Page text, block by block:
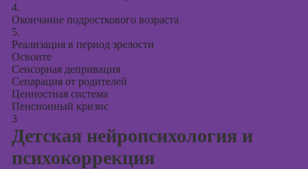
4.
Окончание подросткового возраста
5.
Реализация в период зрелости
Освоите
Сенсорная депривация
Сепарация от родителей
Ценностная система
Пенсионный кризис
3
Детская нейропсихология и
психокоррекция